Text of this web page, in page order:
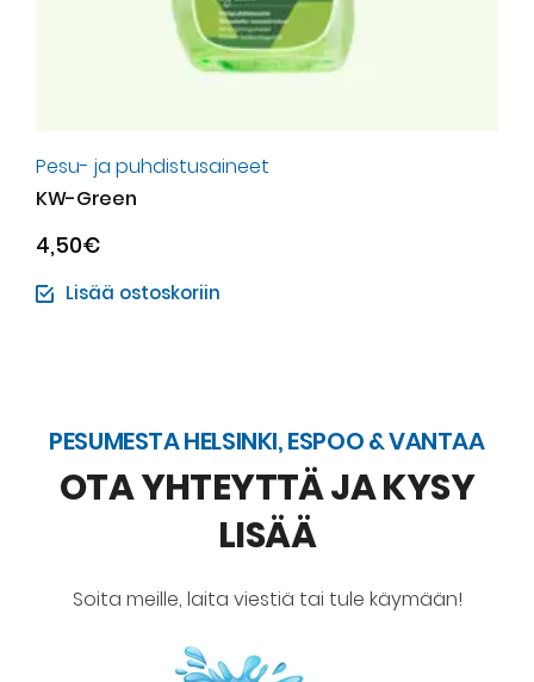
Pesu- ja puhdistusaineet
KW-Green
4,50€
Lisää ostoskoriin
PESUMESTA HELSINKI, ESPOO & VANTAA
OTA YHTEYTTÄ JA KYSY
LISÄÄ
Soita meille, laita viestiä tai tule käymään!